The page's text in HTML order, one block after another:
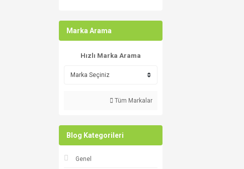
8C Plus (10)
MAXİM (9)
AustriAlpin (7)
La Sportiva (6)
Ferrino (4)
Marka Arama
Hızlı Marka Arama
Tüm Markalar
Blog Kategorileri
Genel